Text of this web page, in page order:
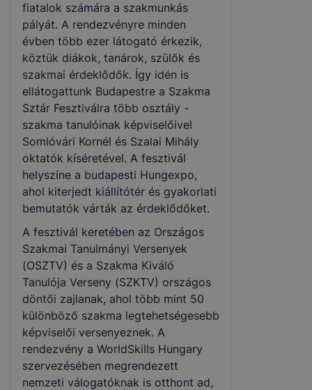
fiatalok számára a szakmunkás
pályát. A rendezvényre minden
évben több ezer látogató érkezik,
köztük diákok, tanárok, szülők és
szakmai érdeklődők. Így idén is
ellátogattunk Budapestre a Szakma
Sztár Fesztiválra több osztály -
szakma tanulóinak képviselőivel
Somlóvári Kornél és Szalai Mihály
oktatók kíséretével. A fesztivál
helyszíne a budapesti Hungexpo,
ahol kiterjedt kiállítótér és gyakorlati
bemutatók várták az érdeklődőket.
A fesztivál keretében az Országos
Szakmai Tanulmányi Versenyek
(OSZTV) és a Szakma Kiváló
Tanulója Verseny (SZKTV) országos
döntői zajlanak, ahol több mint 50
különböző szakma legtehetségesebb
képviselői versenyeznek. A
rendezvény a WorldSkills Hungary
szervezésében megrendezett
nemzeti válogatóknak is otthont ad,